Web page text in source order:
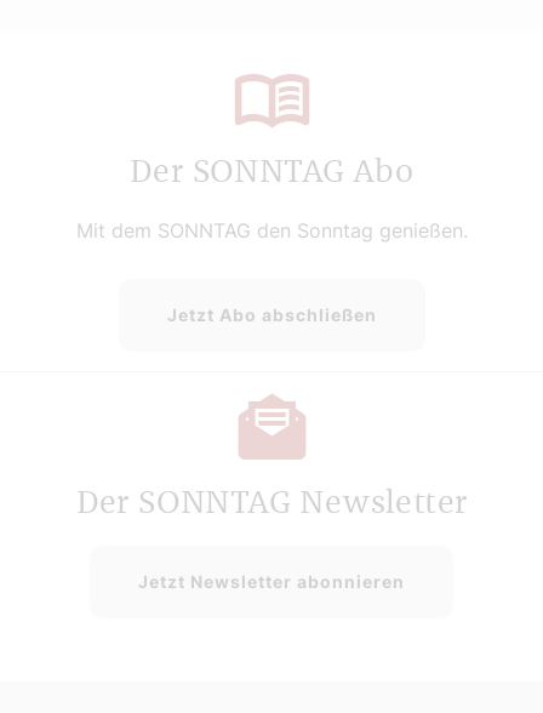
Der SONNTAG Abo
Mit dem SONNTAG den Sonntag genießen.
Jetzt Abo abschließen
Der SONNTAG Newsletter
Jetzt Newsletter abonnieren